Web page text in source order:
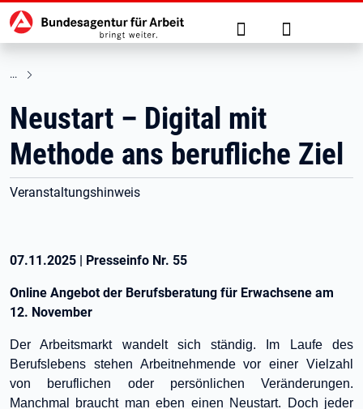
zu den Hauptinhalten springen
Hauptnavigation Suche Anmelden
Neustart – Digital mit
Methode ans berufliche Ziel
Veranstaltungshinweis
07.11.2025 | Presseinfo Nr. 55
Online Angebot der Berufsberatung für Erwachsene am
12. November
Der Arbeitsmarkt wandelt sich ständig. Im Laufe des
Berufslebens stehen Arbeitnehmende vor einer Vielzahl
von beruflichen oder persönlichen Veränderungen.
Manchmal braucht man eben einen Neustart. Doch jeder